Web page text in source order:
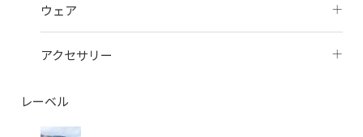
ウェア
アクセサリー
レーベル